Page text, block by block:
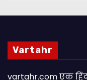
Vartahr
vartahr.com एक